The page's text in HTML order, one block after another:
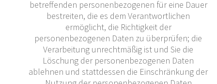
betreffenden personenbezogenen für eine Dauer
bestreiten, die es dem Verantwortlichen
ermöglicht, die Richtigkeit der
personenbezogenen Daten zu überprüfen; die
Verarbeitung unrechtmäßig ist und Sie die
Löschung der personenbezogenen Daten
ablehnen und stattdessen die Einschränkung der